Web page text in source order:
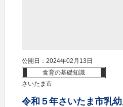
公開日：2024年02月13日
食育の基礎知識
さいたま市
令和５年さいたま市乳